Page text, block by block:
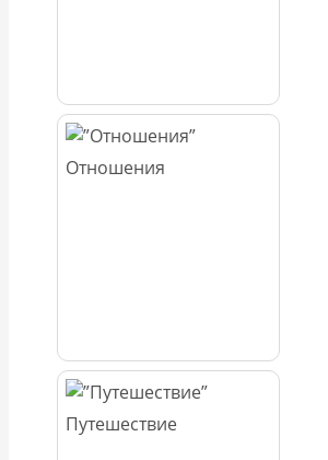
Отношения
Путешествие